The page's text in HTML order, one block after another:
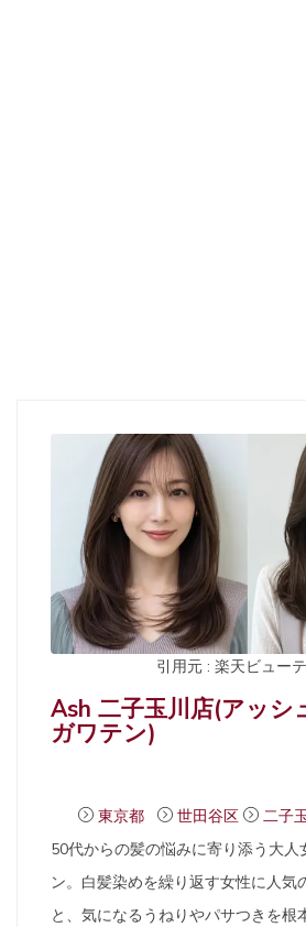
引用元 : 楽天ビュー
Ash 二子玉川店(アッシ
ガワテン)
東京都 世田谷区
二子
50代からの髪の悩みに寄り添う大人
ン。白髪染めを繰り返す女性に人気
と、気になるうねりやパサつきを根